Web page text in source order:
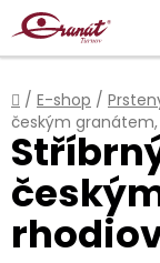
Přejít
na
obsah
Domů
/ E-shop /
českým